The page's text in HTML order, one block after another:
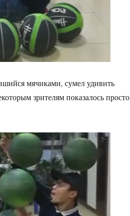
мячиками, сумел удивить
зрителям показалось просто